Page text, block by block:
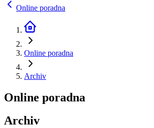
Online poradna
Online poradna
Archiv
Online poradna
Archiv